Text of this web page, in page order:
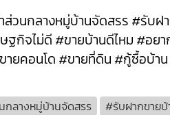
วนกลางหมู่บ้านจัดสรร #รับ
จไม่ดี #ขายบ้านดีไหม #อย
ายคอนโด #ขายที่ดิน #กู้ซื้อบ้า
กลางหมู่บ้านจัดสรร #รับฝากขายบ้